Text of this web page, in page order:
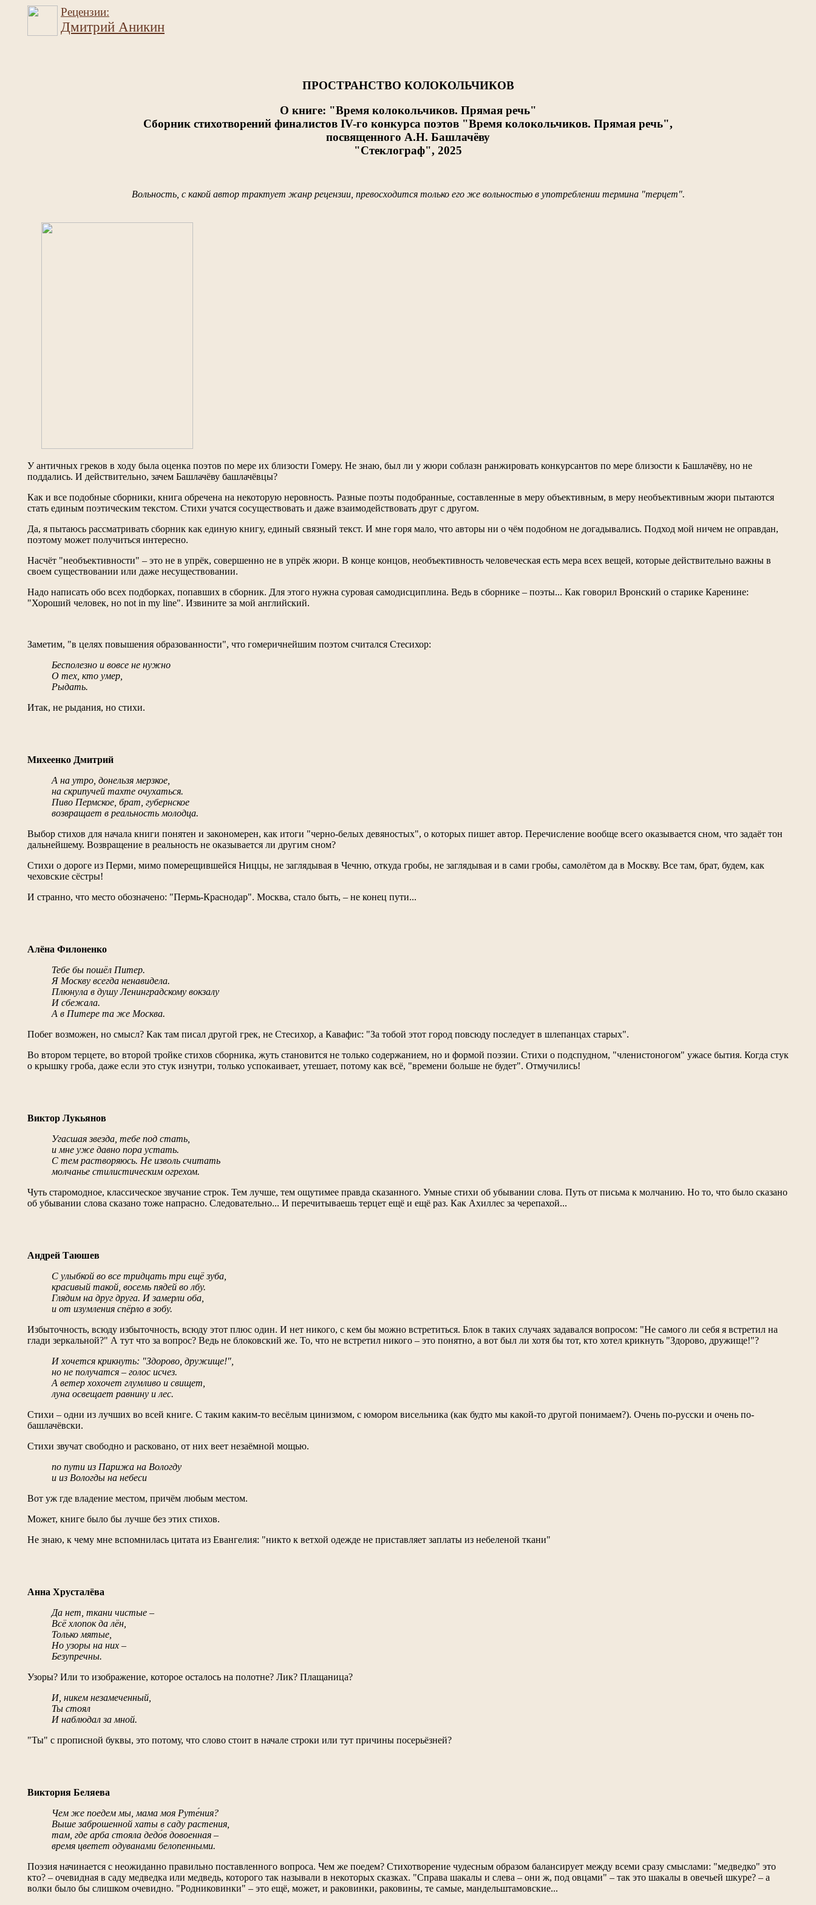
Рецензии:
Дмитрий Аникин
ПРОСТРАНСТВО КОЛОКОЛЬЧИКОВ
О книге: "Время колокольчиков. Прямая речь"
Сборник стихотворений финалистов IV-го конкурса поэтов "Время колокольчиков. Прямая речь",
посвященного А.Н. Башлачёву
"Стеклограф", 2025
Вольность, с какой автор трактует жанр рецензии, превосходится только его же вольностью в употреблении термина "терцет".
У античных греков в ходу была оценка поэтов по мере их близости Гомеру. Не знаю, был ли у жюри соблазн ранжировать конкурсантов по мере близости к Башлачёву, но не
поддались. И действительно, зачем Башлачёву башлачёвцы?
Как и все подобные сборники, книга обречена на некоторую неровность. Разные поэты подобранные, составленные в меру объективным, в меру необъективным жюри пытаются
стать единым поэтическим текстом. Стихи учатся сосуществовать и даже взаимодействовать друг с другом.
Да, я пытаюсь рассматривать сборник как единую книгу, единый связный текст. И мне горя мало, что авторы ни о чём подобном не догадывались. Подход мой ничем не оправдан,
поэтому может получиться интересно.
Насчёт "необъективности" – это не в упрёк, совершенно не в упрёк жюри. В конце концов, необъективность человеческая есть мера всех вещей, которые действительно важны в
своем существовании или даже несуществовании.
Надо написать обо всех подборках, попавших в сборник. Для этого нужна суровая самодисциплина. Ведь в сборнике – поэты... Как говорил Вронский о старике Каренине:
"Хороший человек, но not in my line". Извините за мой английский.
Заметим, "в целях повышения образованности", что гомеричнейшим поэтом считался Стесихор:
Бесполезно и вовсе не нужно
О тех, кто умер,
Рыдать.
Итак, не рыдания, но стихи.
Михеенко Дмитрий
А на утро, донельзя мерзкое,
на скрипучей тахте очухаться.
Пиво Пермское, брат, губернское
возвращает в реальность молодца.
Выбор стихов для начала книги понятен и закономерен, как итоги "черно-белых девяностых", о которых пишет автор. Перечисление вообще всего оказывается сном, что задаёт тон
дальнейшему. Возвращение в реальность не оказывается ли другим сном?
Стихи о дороге из Перми, мимо померещившейся Ниццы, не заглядывая в Чечню, откуда гробы, не заглядывая и в сами гробы, самолётом да в Москву. Все там, брат, будем, как
чеховские сёстры!
И странно, что место обозначено: "Пермь-Краснодар". Москва, стало быть, – не конец пути...
Алёна Филоненко
Тебе бы пошёл Питер.
Я Москву всегда ненавидела.
Плюнула в душу Ленинградскому вокзалу
И сбежала.
А в Питере та же Москва.
Побег возможен, но смысл? Как там писал другой грек, не Стесихор, а Кавафис: "За тобой этот город повсюду последует в шлепанцах старых".
Во втором терцете, во второй тройке стихов сборника, жуть становится не только содержанием, но и формой поэзии. Стихи о подспудном, "членистоногом" ужасе бытия. Когда стук
о крышку гроба, даже если это стук изнутри, только успокаивает, утешает, потому как всё, "времени больше не будет". Отмучились!
Виктор Лукьянов
Угасшая звезда, тебе под стать,
и мне уже давно пора устать.
С тем растворяюсь. Не изволь считать
молчанье стилистическим огрехом.
Чуть старомодное, классическое звучание строк. Тем лучше, тем ощутимее правда сказанного. Умные стихи об убывании слова. Путь от письма к молчанию. Но то, что было сказано
об убывании слова сказано тоже напрасно. Следовательно... И перечитываешь терцет ещё и ещё раз. Как Ахиллес за черепахой...
Андрей Таюшев
С улыбкой во все тридцать три ещё зуба,
красивый такой, восемь пядей во лбу.
Глядим на друг друга. И замерли оба,
и от изумления спёрло в зобу.
Избыточность, всюду избыточность, всюду этот плюс один. И нет никого, с кем бы можно встретиться. Блок в таких случаях задавался вопросом: "Не самого ли себя я встретил на
глади зеркальной?" А тут что за вопрос? Ведь не блоковский же. То, что не встретил никого – это понятно, а вот был ли хотя бы тот, кто хотел крикнуть "Здорово, дружище!"?
И хочется крикнуть: "Здорово, дружище!",
но не получатся – голос исчез.
А ветер хохочет глумливо и свищет,
луна освещает равнину и лес.
Стихи – одни из лучших во всей книге. С таким каким-то весёлым цинизмом, с юмором висельника (как будто мы какой-то другой понимаем?). Очень по-русски и очень по-
башлачёвски.
Стихи звучат свободно и расковано, от них веет незаёмной мощью.
по пути из Парижа на Вологду
и из Вологды на небеси
Вот уж где владение местом, причём любым местом.
Может, книге было бы лучше без этих стихов.
Не знаю, к чему мне вспомнилась цитата из Евангелия: "никто к ветхой одежде не приставляет заплаты из небеленой ткани"
Анна Хрусталёва
Да нет, ткани чистые –
Всё хлопок да лён,
Только мятые,
Но узоры на них –
Безупречны.
Узоры? Или то изображение, которое осталось на полотне? Лик? Плащаница?
И, никем незамеченный,
Ты стоял
И наблюдал за мной.
"Ты" с прописной буквы, это потому, что слово стоит в начале строки или тут причины посерьёзней?
Виктория Беляева
Чем же поедем мы, мама моя Руте́ния?
Выше заброшенной хаты в саду растения,
там, где арба стояла дедо́в довоенная –
время цветет одуванами белопенными.
Поэзия начинается с неожиданно правильно поставленного вопроса. Чем же поедем? Стихотворение чудесным образом балансирует между всеми сразу смыслами: "медведко" это
кто? – очевидная в саду медведка или медведь, которого так называли в некоторых сказках. "Справа шакалы и слева – они ж, под овцами" – так это шакалы в овечьей шкуре? – а
волки было бы слишком очевидно. "Родниковинки" – это ещё, может, и раковинки, раковины, те самые, мандельштамовские...